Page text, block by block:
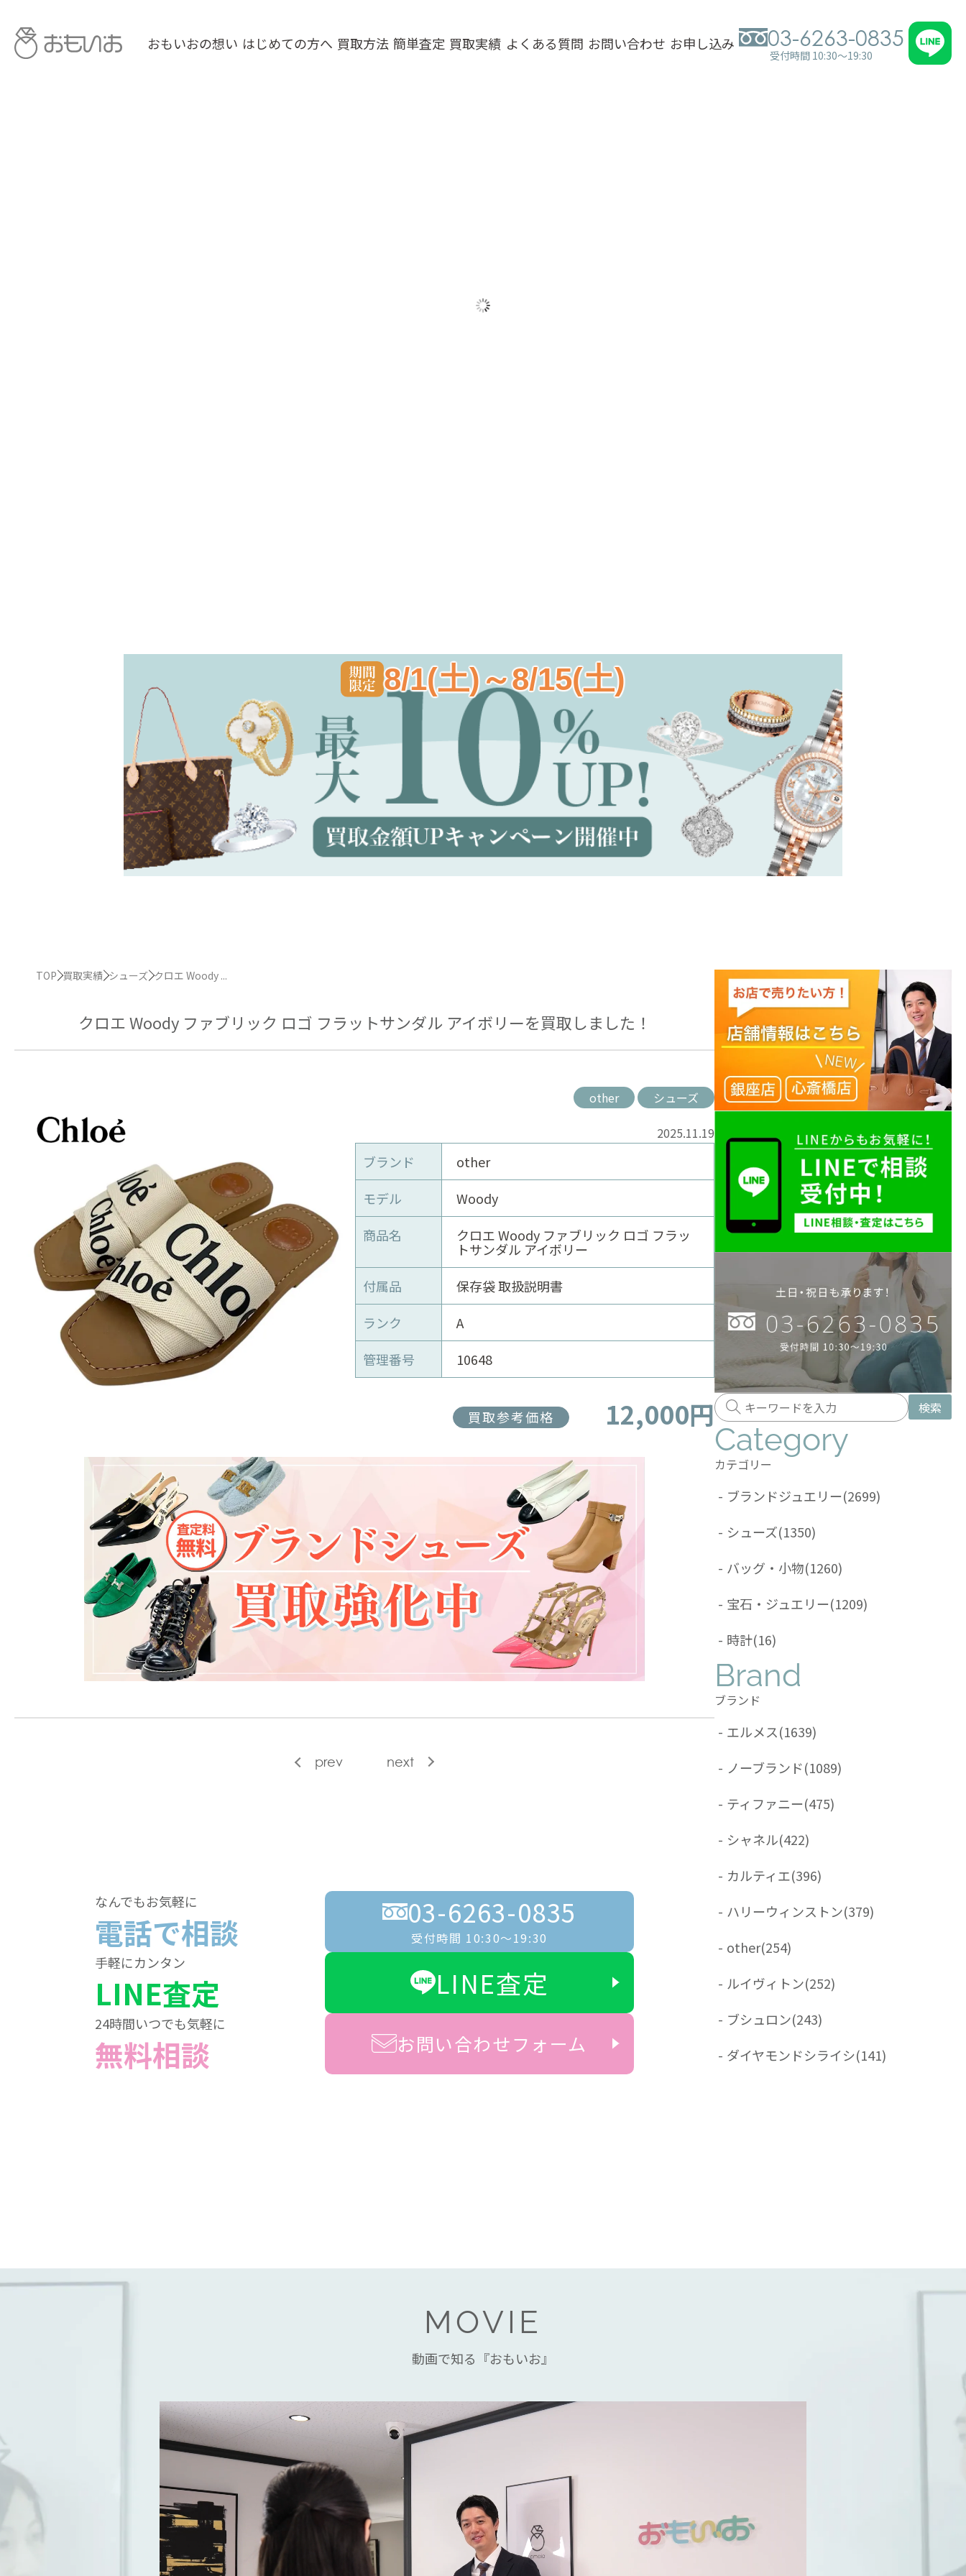
おもいおの想い はじめての方へ 買取方法 簡単査定 買取実績 よくある質問 お問い合わせ お申し込み 03-6263-0835
受付時間 10:30～19:30
8/1(土)～8/15(土)
TOP 買取実績 シューズ クロエ Woody ...
クロエ Woody ファブリック ロゴ フラットサンダル アイボリーを買取しました！
other シューズ
2025.11.19
ブランド
other
モデル
Woody
商品名
クロエ Woody ファブリック ロゴ フラッ
トサンダル アイボリー
付属品
保存袋 取扱説明書
ランク
A
管理番号
10648
買取参考価格 12,000円
prev next
なんでもお気軽に
電話で相談 03-6263-0835
受付時間 10:30〜19:30
手軽にカンタン
LINE査定 LINE査定
24時間いつでも気軽に
無料相談 お問い合わせフォーム
検索
Category
カテゴリー
- ブランドジュエリー(2699)
- シューズ(1350)
- バッグ・小物(1260)
- 宝石・ジュエリー(1209)
- 時計(16)
Brand
ブランド
- エルメス(1639)
- ノーブランド(1089)
- ティファニー(475)
- シャネル(422)
- カルティエ(396)
- ハリーウィンストン(379)
- other(254)
- ルイヴィトン(252)
- ブシュロン(243)
- ダイヤモンドシライシ(141)
MOVIE
動画で知る『おもいお』